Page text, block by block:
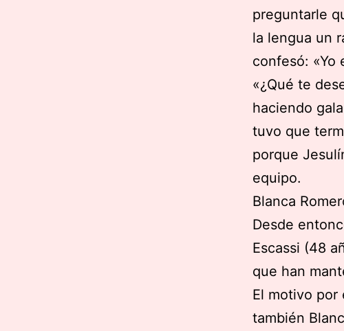
preguntarle
la lengua un
confesó: «Yo
«¿Qué te
haciendo
tuvo que
porque
equipo.
Blanca
Desde
Escassi (48
que han
El motivo por
también